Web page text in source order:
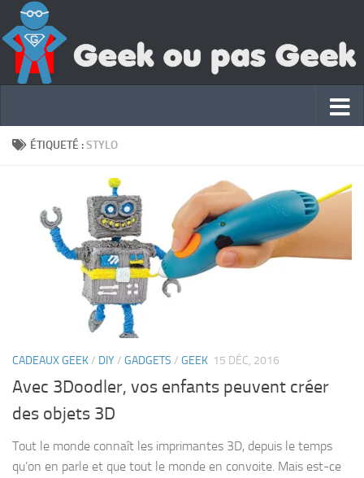
ÉTIQUETÉ :STYLO
CADEAUX GEEK/ DIY/ GADGETS / GEEK 15 DÉC, 2016
Avec 3Doodler, vos enfants peuvent créer
des objets 3D
Tout le monde connaît les imprimantes 3D, depuis le temps
qu’on en parle et que tout le monde en convoite. Mais est-ce